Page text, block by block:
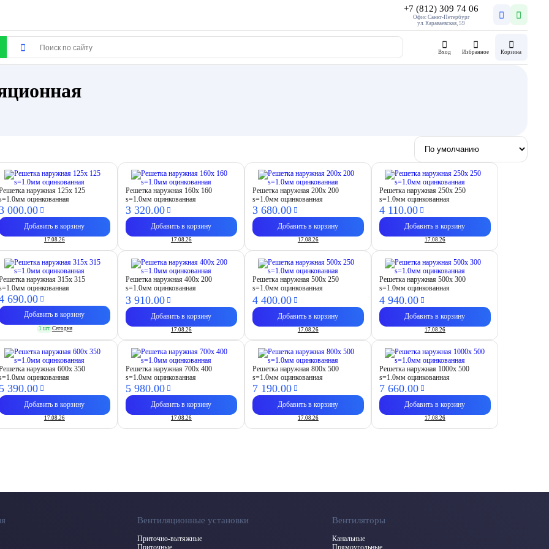
+7 (812) 309 74 06
Офис Санкт-Петербург
ул. Караваевская, 59
Вход Избранное Корзина
наружная 125х 125
оцинкованная
000.00
Добавить в корзину
17.08.26
Решетка наружная 160х 160
s=1.0мм оцинкованная
3 320.00
Добавить в корзину
17.08.26
Решетка наружная 200х 200
s=1.0мм оцинкованная
3 680.00
Добавить в корзину
17.08.26
Решетка наружная 250х 250
s=1.0мм оцинкованная
4 110.00
Добавить в корзину
17.08.26
наружная 315х 315
оцинкованная
690.00
Добавить в корзину
1 шт. Сегодня
Решетка наружная 400х 200
s=1.0мм оцинкованная
3 910.00
Добавить в корзину
17.08.26
Решетка наружная 500х 250
s=1.0мм оцинкованная
4 400.00
Добавить в корзину
17.08.26
Решетка наружная 500х 300
s=1.0мм оцинкованная
4 940.00
Добавить в корзину
17.08.26
наружная 600х 350
оцинкованная
5 390.00
Добавить в корзину
17.08.26
Решетка наружная 700х 400
s=1.0мм оцинкованная
5 980.00
Добавить в корзину
17.08.26
Решетка наружная 800х 500
s=1.0мм оцинкованная
7 190.00
Добавить в корзину
17.08.26
Решетка наружная 1000х 500
s=1.0мм оцинкованная
7 660.00
Добавить в корзину
17.08.26
Вентиляционные установки
Приточно-вытяжные
Приточные
Вентиляторы
Канальные
Прямоугольные